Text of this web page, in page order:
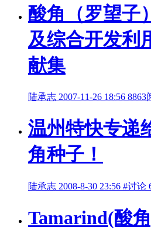
酸角（罗望子
及综合开发利
献集
陆承志 2007-11-26 18:56 8863
温州特快专递
角种子！
陆承志 2008-8-30 23:56 #讨论
Tamarind(酸